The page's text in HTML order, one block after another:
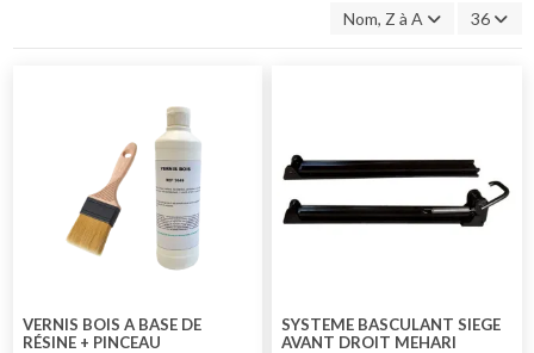
Nom, Z à A 36
VERNIS BOIS A BASE DE
RÉSINE + PINCEAU
SYSTEME BASCULANT SIEGE
AVANT DROIT MEHARI